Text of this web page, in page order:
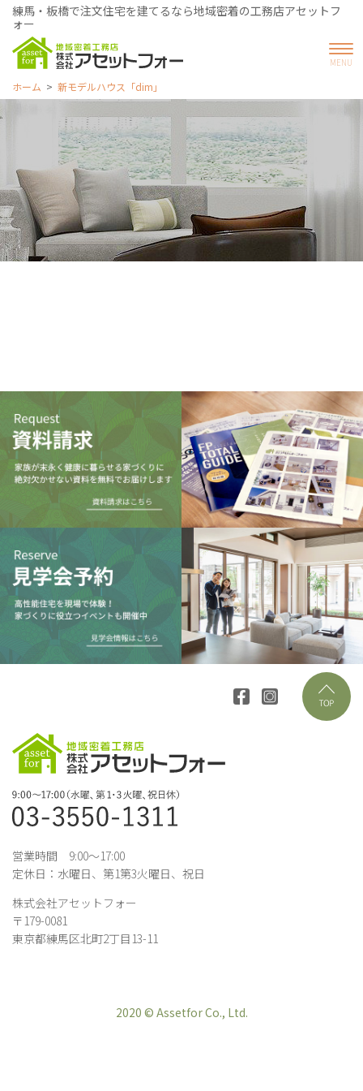
練馬・板橋で注文住宅を建てるなら地域密着の工務店アセットフ
ォー
ホーム 新モデルハウス「dim」
営業時間 9:00～17:00
定休日：水曜日、第1第3火曜日、祝日
株式会社アセットフォー
〒179-0081
東京都練馬区北町2丁目13-11
2020 © Assetfor Co., Ltd.